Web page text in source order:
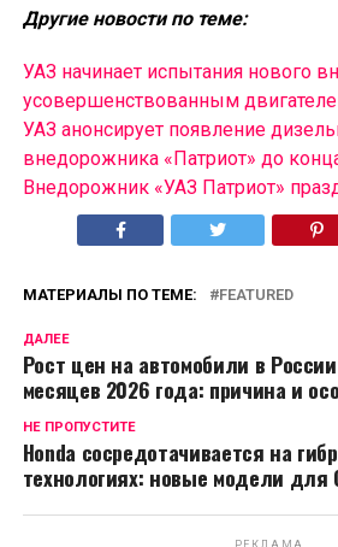
Другие новости по теме:
УАЗ начинает испытания нового
усовершенствованным
УАЗ анонсирует появление
внедорожника «Патриот» до
Внедорожник «УАЗ Патриот»
МАТЕРИАЛЫ ПО ТЕМЕ: FEATURED
ДАЛЕЕ
Рост цен на автомобили в
месяцев 2026 года: причина и
НЕ ПРОПУСТИТЕ
Honda сосредотачивается на
технологиях: новые модели